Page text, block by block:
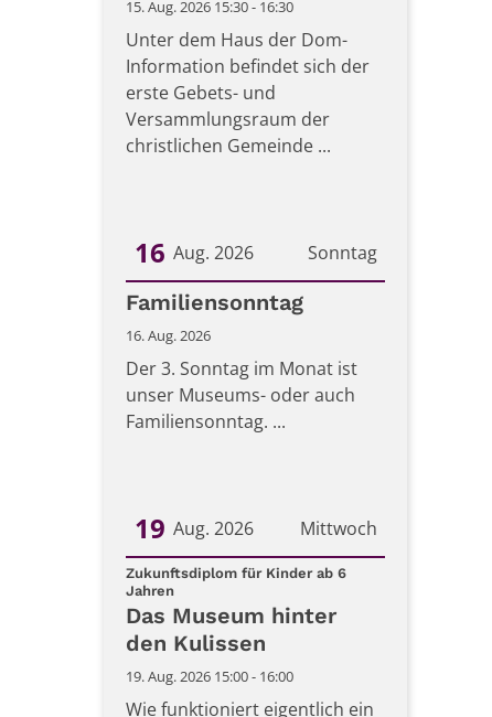
15. Aug. 2026 15:30 - 16:30
Unter dem Haus der Dom-
Information befindet sich der
erste Gebets- und
Versammlungsraum der
christlichen Gemeinde ...
Sonntag
16 Aug. 2026
Datum: 16. August 2026
Familiensonntag
16. Aug. 2026
Der 3. Sonntag im Monat ist
unser Museums- oder auch
Familiensonntag. ...
Mittwoch
19 Aug. 2026
Datum: 19. August 2026
Zukunftsdiplom für Kinder ab 6
Jahren:
Das Museum hinter
den Kulissen
19. Aug. 2026 15:00 - 16:00
Wie funktioniert eigentlich ein